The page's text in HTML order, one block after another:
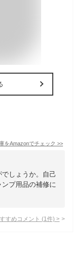
をAmazonでチェック >>
しょうか。自己
プ用品の補修に
すめコメント (1 件) >